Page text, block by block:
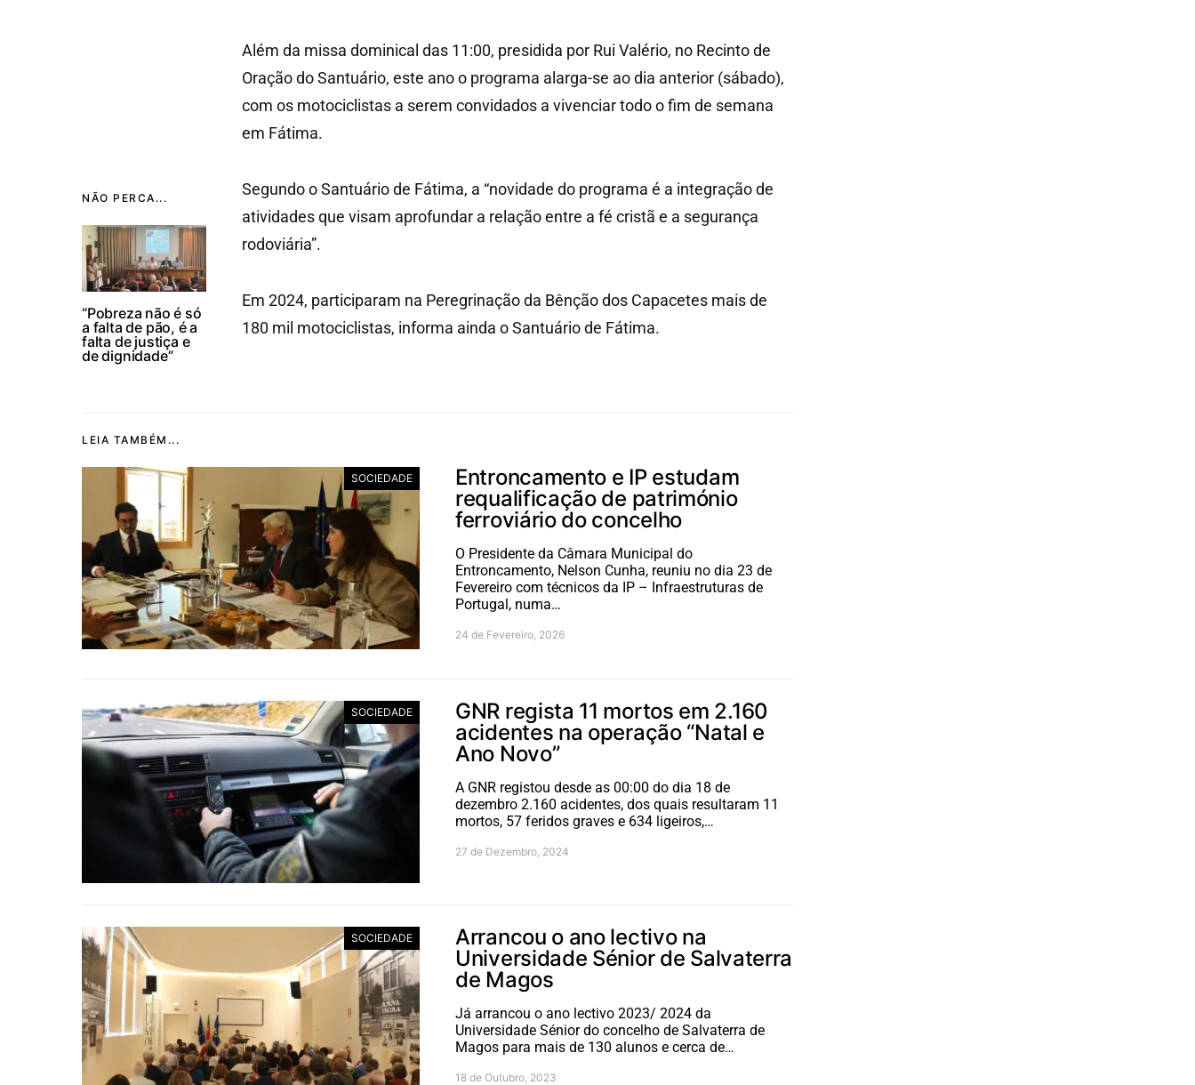
NÃO PERCA...
“Pobreza não é só
a falta de pão, é a
falta de justiça e
de dignidade”
Além da missa dominical das 11:00, presidida por Rui Valério, no Recinto de
Oração do Santuário, este ano o programa alarga-se ao dia anterior (sábado),
com os motociclistas a serem convidados a vivenciar todo o fim de semana
em Fátima.
Segundo o Santuário de Fátima, a “novidade do programa é a integração de
atividades que visam aprofundar a relação entre a fé cristã e a segurança
rodoviária”.
Em 2024, participaram na Peregrinação da Bênção dos Capacetes mais de
180 mil motociclistas, informa ainda o Santuário de Fátima.
LEIA TAMBÉM...
SOCIEDADE
Entroncamento e IP estudam
requalificação de património
ferroviário do concelho
O Presidente da Câmara Municipal do
Entroncamento, Nelson Cunha, reuniu no dia 23 de
Fevereiro com técnicos da IP – Infraestruturas de
Portugal, numa…
24 de Fevereiro, 2026
SOCIEDADE
GNR regista 11 mortos em 2.160
acidentes na operação “Natal e
Ano Novo”
A GNR registou desde as 00:00 do dia 18 de
dezembro 2.160 acidentes, dos quais resultaram 11
mortos, 57 feridos graves e 634 ligeiros,…
27 de Dezembro, 2024
SOCIEDADE
Arrancou o ano lectivo na
Universidade Sénior de Salvaterra
de Magos
Já arrancou o ano lectivo 2023/ 2024 da
Universidade Sénior do concelho de Salvaterra de
Magos para mais de 130 alunos e cerca de…
18 de Outubro, 2023